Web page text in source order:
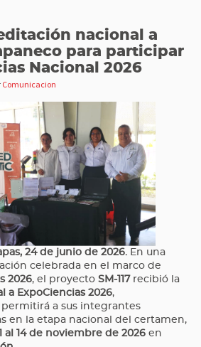
nacional a
para participar
Nacional 2026
Comunicacion
24 de junio de 2026. En una
celebrada en el marco de
2026, el proyecto SM-117 recibió la
a ExpoCiencias 2026,
a sus integrantes
en la etapa nacional del certamen,
11 al 14 de noviembre de 2026 en